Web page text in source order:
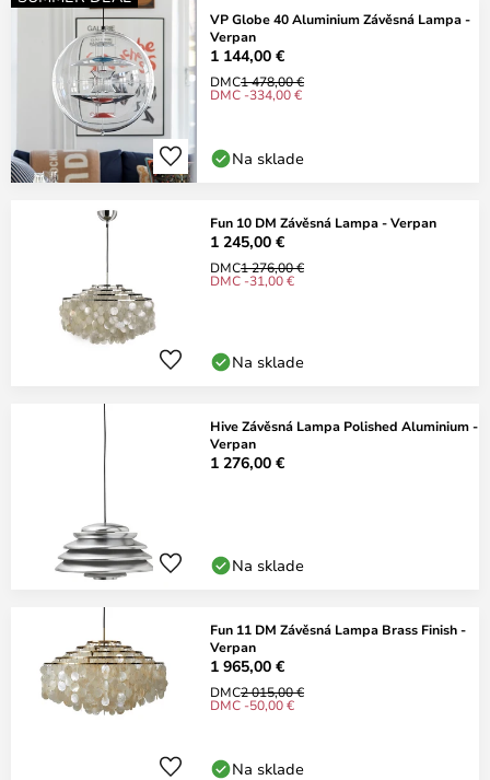
VP Globe 40 Aluminium Závěsná Lampa -
Verpan
1 144,00 €
DMC1 478,00 €
DMC -334,00 €
Na sklade
Fun 10 DM Závěsná Lampa - Verpan
1 245,00 €
DMC1 276,00 €
DMC -31,00 €
Na sklade
Hive Závěsná Lampa Polished Aluminium -
Verpan
1 276,00 €
Na sklade
Fun 11 DM Závěsná Lampa Brass Finish -
Verpan
1 965,00 €
DMC2 015,00 €
DMC -50,00 €
Na sklade